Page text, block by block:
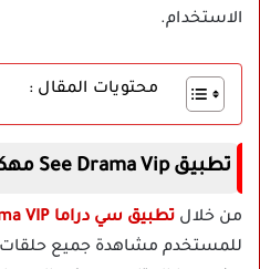
الاستخدام.
محتويات المقال :
تطبيق See Drama Vip مهكر
من خلال تطبيق سي دراما See Drama VIP مهكر
للمستخدم مشاهدة جميع حلقات